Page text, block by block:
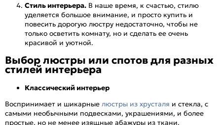
Стиль интерьера. В наше время, к счастью, стилю
уделяется большое внимание, и просто купить и
повесить дорогую люстру недостаточно, чтобы не
только осветить комнату, но и сделать ее очень
красивой и уютной.
Выбор люстры или спотов для разных
стилей интерьера
Классический интерьер
Воспринимает и шикарные люстры из хрусталя и стекла, с
самыми необычными подвесками, украшениями, и более
простые, но не менее изящные абажуры из ткани.